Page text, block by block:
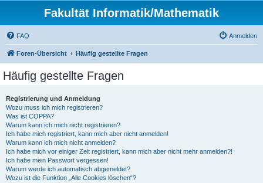
Fakultät Informatik/Mathematik
FAQ Anmelden
Foren-Übersicht Häufig gestellte Fragen
Häufig gestellte Fragen
Registrierung und Anmeldung
Wozu muss ich mich registrieren?
Was ist COPPA?
Warum kann ich mich nicht registrieren?
Ich habe mich registriert, kann mich aber nicht anmelden!
Warum kann ich mich nicht anmelden?
Ich habe mich vor einiger Zeit registriert, kann mich aber nicht mehr anmelden?!
Ich habe mein Passwort vergessen!
Warum werde ich automatisch abgemeldet?
Wozu ist die Funktion „Alle Cookies löschen“?